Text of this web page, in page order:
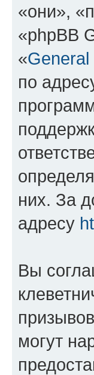
«они»,
«phpBB
«
по
них. За
адресу
Вы
могут